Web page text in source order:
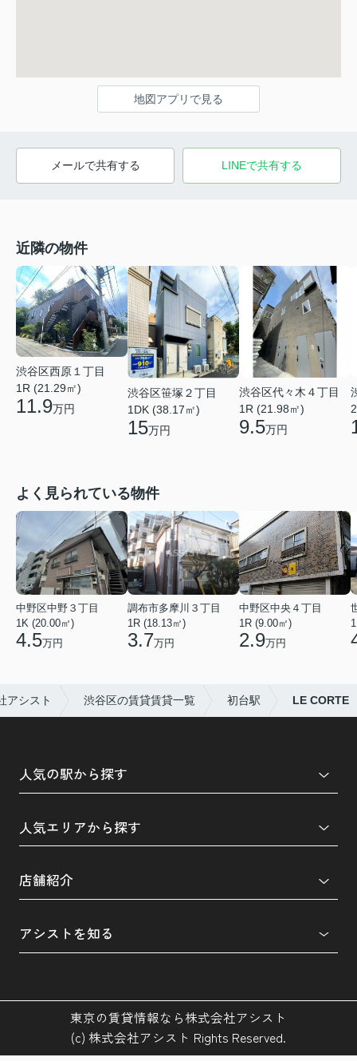
地図アプリで見る
メールで共有する LINEで共有する
近隣の物件
渋谷区西原１丁目
1R (21.29㎡)
11.9万円
渋谷区笹塚２丁目
1DK (38.17㎡)
15万円
渋谷区代々木４丁目
1R (21.98㎡)
9.5万円
よく見られている物件
中野区中野３丁目
1K (20.00㎡)
4.5万円
調布市多摩川３丁目
1R (18.13㎡)
3.7万円
中野区中央４丁目
1R (9.00㎡)
2.9万円
アシスト 渋谷区の賃貸賃貸一覧 初台駅 LE CORTE
人気の駅から探す
人気エリアから探す
店舗紹介
アシストを知る
東京の賃貸情報なら株式会社アシスト
(c) 株式会社アシスト Rights Reserved.